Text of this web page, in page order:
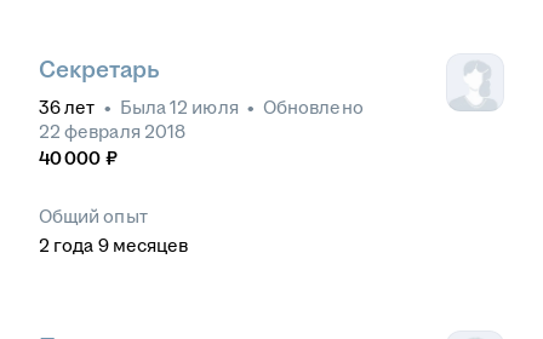
Секретарь
36лет • Была12 июля • Обновлено
22 февраля 2018
40 000 ₽
Общий опыт
2 года 9 месяцев